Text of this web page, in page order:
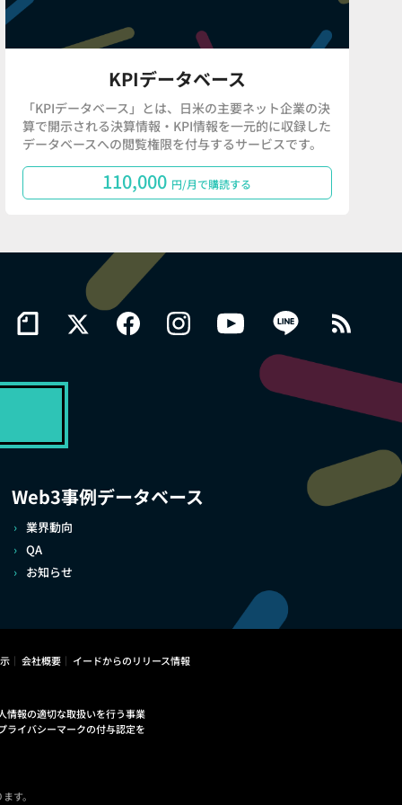
KPIデータベース
「KPIデータベース」とは、日米の主要ネット企業の決
算で開示される決算情報・KPI情報を一元的に収録した
データベースへの閲覧権限を付与するサービスです。
110,000 円/月で購読する
Web3事例データベース
業界動向
QA
お知らせ
会社概要 イードからのリリース情報
情報の適切な取扱いを行う事業
ライバシーマークの付与認定を
す。